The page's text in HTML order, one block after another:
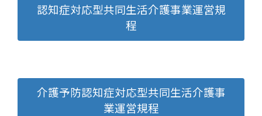
認知症対応型共同生活介護事業運営規
程
介護予防認知症対応型共同生活介護事
業運営規程